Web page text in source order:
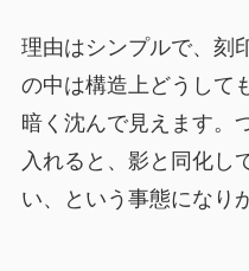
理由はシンプルで、刻
の中は構造上どうして
暗く沈んで見えます。
入れると、影と同化し
い、という事態になり